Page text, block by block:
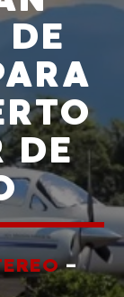
DE
-